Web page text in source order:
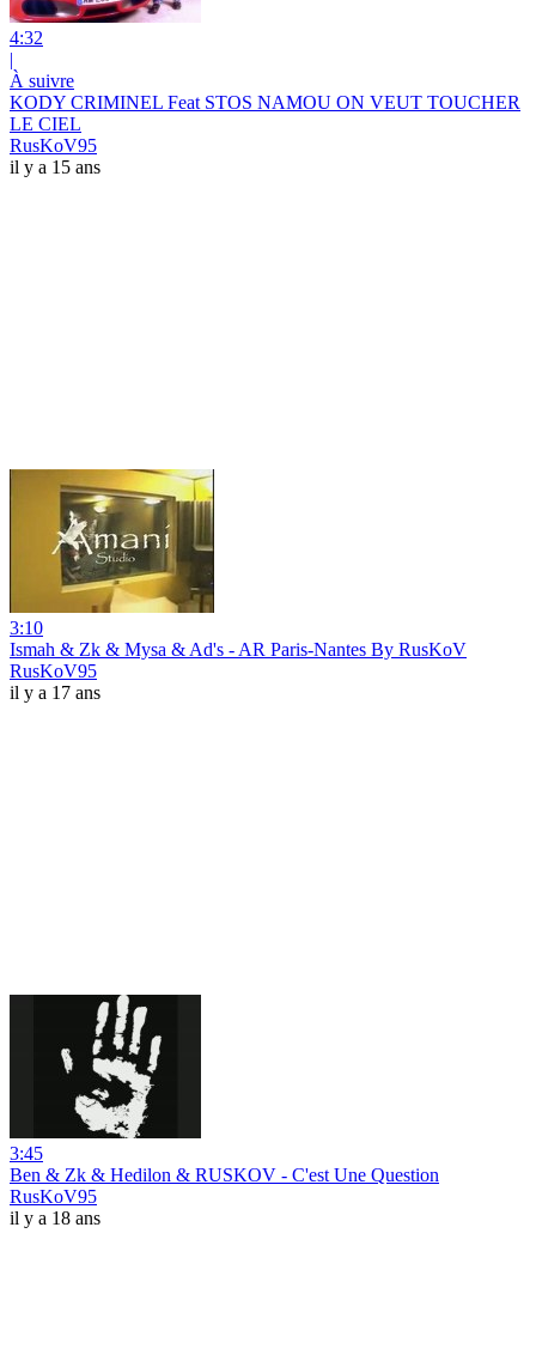
4:32
|
À suivre
KODY CRIMINEL Feat STOS NAMOU ON VEUT TOUCHER
LE CIEL
RusKoV95
il y a 15 ans
3:10
Ismah & Zk & Mysa & Ad's - AR Paris-Nantes By RusKoV
RusKoV95
il y a 17 ans
3:45
Ben & Zk & Hedilon & RUSKOV - C'est Une Question
RusKoV95
il y a 18 ans